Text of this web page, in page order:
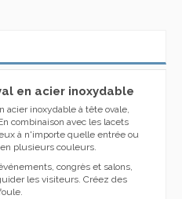
en acier inoxydable
acier inoxydable à tête ovale,
combinaison avec les lacets
à n'importe quelle entrée ou
plusieurs couleurs.
congrès et salons,
les visiteurs. Créez des